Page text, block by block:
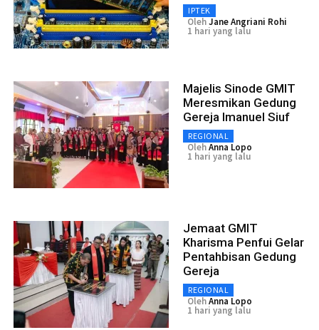
IPTEK
OlehJane Angriani Rohi
1 hari yang lalu
Majelis Sinode GMIT
Meresmikan Gedung
Gereja Imanuel Siuf
REGIONAL
OlehAnna Lopo
1 hari yang lalu
Jemaat GMIT
Kharisma Penfui Gelar
Pentahbisan Gedung
Gereja
REGIONAL
OlehAnna Lopo
1 hari yang lalu